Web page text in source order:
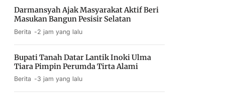
Darmansyah Ajak Masyarakat Aktif Beri
Masukan Bangun Pesisir Selatan
Berita 2 jam yang lalu
Bupati Tanah Datar Lantik Inoki Ulma
Tiara Pimpin Perumda Tirta Alami
Berita 3 jam yang lalu